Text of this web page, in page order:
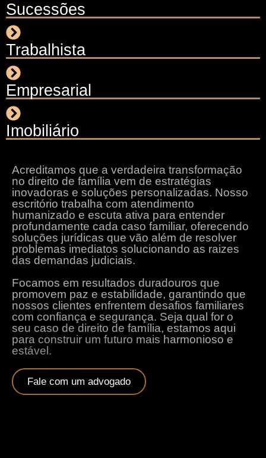
Sucessões
Trabalhista
Empresarial
Imobiliário
Acreditamos que a verdadeira transformação
no direito de família vem de estratégias
inovadoras e soluções personalizadas. Nosso
escritório trabalha com atendimento
humanizado e escuta ativa para entender
profundamente cada caso familiar, oferecendo
soluções jurídicas que vão além de resolver
problemas imediatos solucionando as raizes
das demandas judiciais.
Focamos em resultados duradouros que
promovem paz e estabilidade, garantindo que
nossos clientes enfrentem desafios familiares
com confiança e segurança. Seja qual for o
seu caso de direito de família, estamos aqui
para construir um futuro mais harmonioso e
estável.
Fale com um advogado